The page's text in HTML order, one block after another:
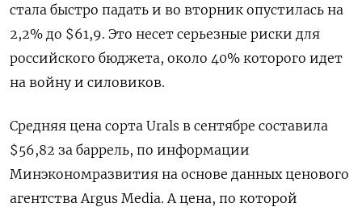
стала быстро падать и во вторник опустилась на
2,2% до $61,9. Это несет серьезные риски для
российского бюджета, около 40% которого идет
на войну и силовиков.
Средняя цена сорта Urals в сентябре составила
$56,82 за баррель, по информации
Минэкономразвития на основе данных ценового
агентства Argus Media. А цена, по которой